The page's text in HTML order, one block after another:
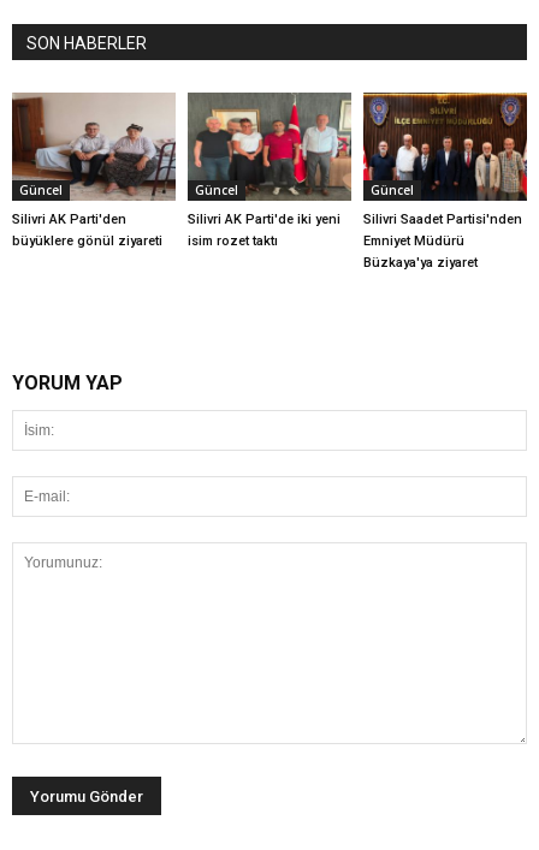
SON HABERLER
Güncel
Silivri AK Parti'den
büyüklere gönül ziyareti
Güncel
Silivri AK Parti'de iki yeni
isim rozet taktı
Güncel
Silivri Saadet Partisi'nden
Emniyet Müdürü
Büzkaya'ya ziyaret
YORUM YAP